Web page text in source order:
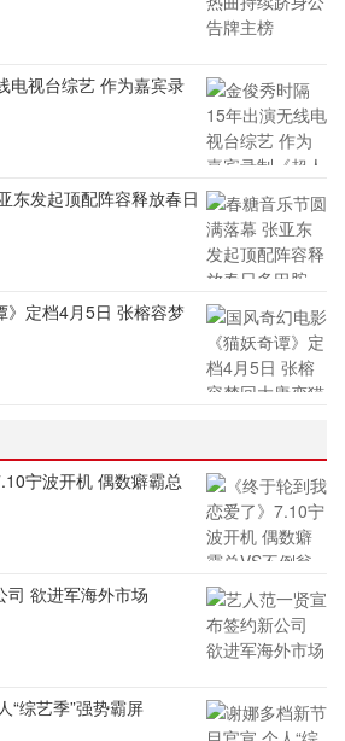
电视台综艺 作为嘉宾录
东发起顶配阵容释放春日
》定档4月5日 张榕容梦
宁波开机 偶数癖霸总
司 欲进军海外市场
“综艺季”强势霸屏